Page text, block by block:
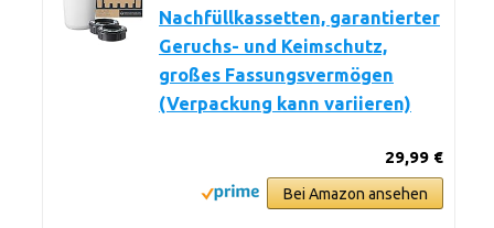
Nachfüllkassetten, garantierter
Geruchs- und Keimschutz,
großes Fassungsvermögen
(Verpackung kann variieren)
29,99 €
Bei Amazon ansehen